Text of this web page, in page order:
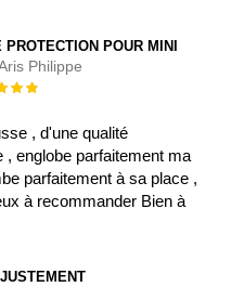
POUR MINI
Philippe
:
, d'une qualité
, englobe parfaitement ma
parfaitement à sa place ,
à recommander Bien à